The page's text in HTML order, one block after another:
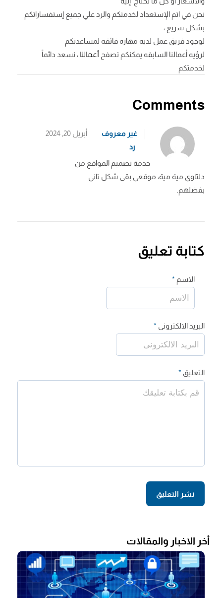
نحن في اتم الإستعداد لخدمتكم والرد علي جميع إستفساراتكم
بشكل سريع ،
لوجود فريق عمل لديه مهاره فائقه لمساعدتكم
لرؤيه أعمالنا السابقه يمكنكم تصفح أعمالنا ، نسعد دائماً
لخدمتكم
Comments
غير معروف أبريل 20, 2024
رد
خدمة تصميم المواقع من
دلتاوي مية مية، موقعي بقى شكل تاني
بفضلهم.
كتابة تعليق
الاسم *
البريد الالكترونى *
التعليق *
أخر الاخبار والمقالات